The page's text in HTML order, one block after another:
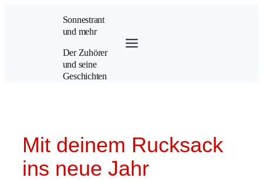
Sonnestrant
und mehr
Der Zuhörer
und seine
Geschichten
Mit deinem Rucksack
ins neue Jahr